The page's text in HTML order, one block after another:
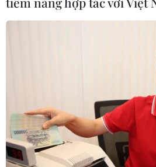
Mỹ phát hiện thêm các
cầm ở chim hoang dã
19/01/2022 11:34
Hai ca nhiễm cúm gia cầm mới